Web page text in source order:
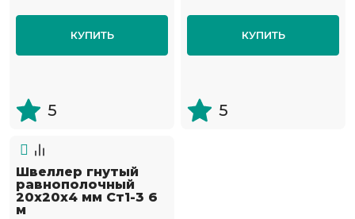
КУПИТЬ
5
КУПИТЬ
5
Швеллер гнутый
равнополочный
20х20х4 мм Ст1-3 6
м